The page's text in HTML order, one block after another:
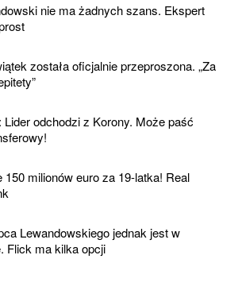
nie ma żadnych szans. Ekspert
została oficjalnie przeproszona. „Za
Lider odchodzi z Korony. Może paść
150 milionów euro za 19-latka! Real
Lewandowskiego jednak jest w
Flick ma kilka opcji